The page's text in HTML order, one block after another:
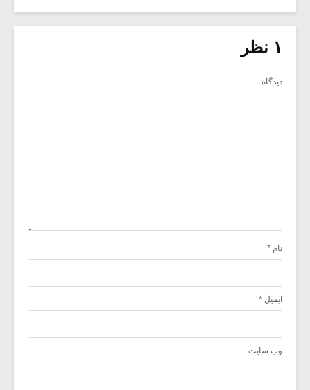
۱ نظر
دیدگاه
نام *
ایمیل *
وب‌ سایت